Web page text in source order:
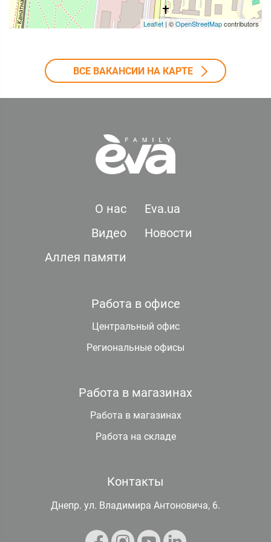
Leaflet | ©OpenStreetMapcontributors
ВСЕ ВАКАНСИИ НА КАРТЕ
О нас
Eva.ua
Видео
Новости
Аллея памяти
Работа в офисе
Центральный офис
Региональные офисы
Работа в магазинах
Работа в магазинах
Работа на складе
Контакты
Днепр. ул. Владимира Антоновича, 6.